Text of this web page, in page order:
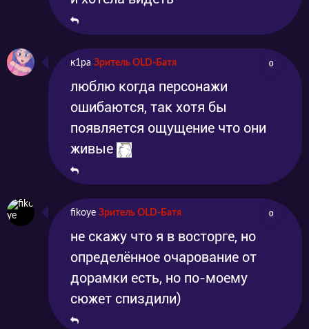
к1ра Зритель OLD-Батя 0
люблю когда персонажи
ошибаются, так хотя бы
появляется ощущение что они
живые
fikoye Зритель OLD-Батя 0
не скажу что я в восторге, но
определённое очарование от
дорамки есть, но по-моему
сюжет спиздили)